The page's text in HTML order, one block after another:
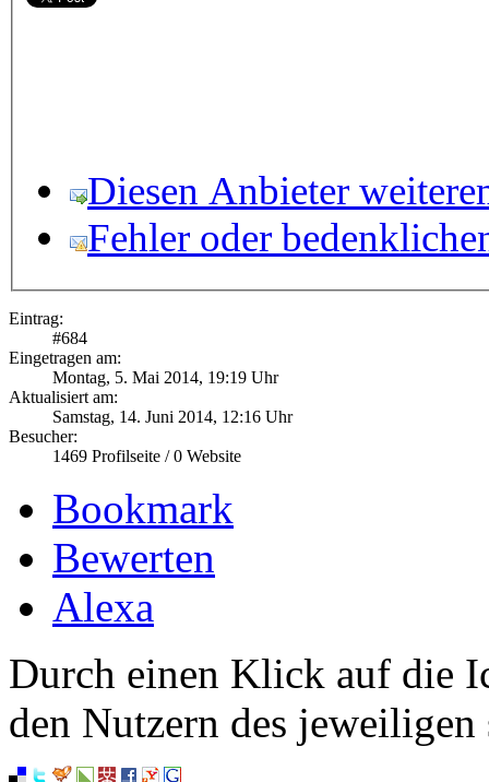
Diesen Anbieter
Fehler oder
Eintrag:
#684
Eingetragen am:
Montag, 5. Mai 2014, 19:19 Uhr
Aktualisiert am:
Samstag, 14. Juni 2014, 12:16 Uhr
Besucher:
1469 Profilseite /0 Website
Bookmark
Bewerten
Alexa
Durch einen Klick auf die
den Nutzern des